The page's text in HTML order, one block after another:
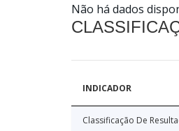
Não há dados
INDICADOR
Classificação De